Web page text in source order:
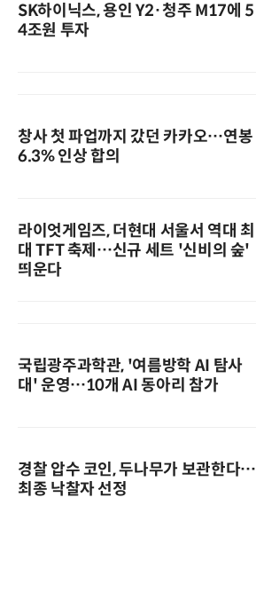
SK하이닉스, 용인 Y2·청주 M17에 5
4조원 투자
창사 첫 파업까지 갔던 카카오…연봉
6.3% 인상 합의
라이엇게임즈, 더현대 서울서 역대 최
대 TFT 축제…신규 세트 '신비의 숲'
띄운다
국립광주과학관, '여름방학 AI 탐사
대' 운영…10개 AI 동아리 참가
경찰 압수 코인, 두나무가 보관한다…
최종 낙찰자 선정